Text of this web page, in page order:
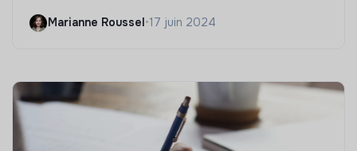
Marianne Roussel•17 juin 2024